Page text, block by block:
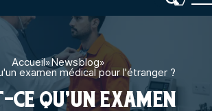
Accueil»Newsblog»
examen médical pour l'étranger ?
CE QU'UN EXAMEN